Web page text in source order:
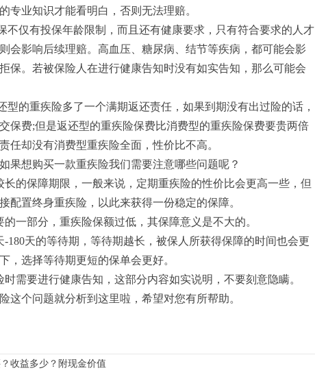
专业知识才能看明白，否则无法理赔。
不仅有投保年龄限制，而且还有健康要求，只有符合要求的人才
会影响后续理赔。高血压、糖尿病、结节等疾病，都可能会影
保。若被保险人在进行健康告知时没有如实告知，那么可能会
型的重疾险多了一个满期返还责任，如果到期没有出过险的话，
保费;但是返还型的重疾险保费比消费型的重疾险保费要贵两倍
任却没有消费型重疾险全面，性价比不高。
果想购买一款重疾险我们需要注意哪些问题呢？
长的保障期限，一般来说，定期重疾险的性价比会更高一些，但
配置终身重疾险，以此来获得一份稳定的保障。
一部分，重疾险保额过低，其保障意义是不大的。
-180天的等待期，等待期越长，被保人所获得保障的时间也会更
，选择等待期更短的保单会更好。
需要进行健康告知，这部分内容如实说明，不要刻意隐瞒。
这个问题就分析到这里啦，希望对您有所帮助。
收益多少？附现金价值